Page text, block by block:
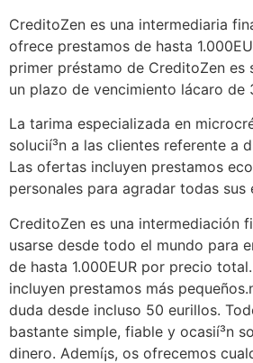
CreditoZen es una intermediaria
ofrece prestamos de hasta
primer préstamo de CreditoZen es
un plazo de vencimiento lácaro de
La tarima especializada en
solucií³n a las clientes referente a
Las ofertas incluyen prestamos
personales para agradar todas sus
CreditoZen es una intermediación
usarse desde todo el mundo para
de hasta 1.000EUR por precio
incluyen prestamos más pequeños.
duda desde incluso 50 eurillos.
bastante simple, fiable y ocasií³n
dinero. Ademí¡s, os ofrecemos